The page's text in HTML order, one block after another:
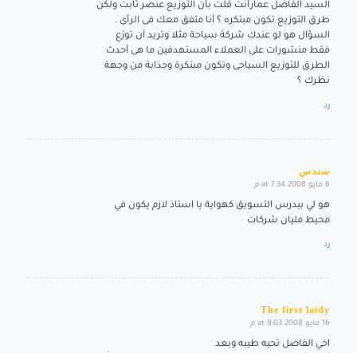
السيد الفاضل عمارأنت قلت بأن التوزيع عنصر ثابت ولكن
طرق التوزيع تكون مبتكره ؟ أنا متفق معك فى الرأى .
السؤال هو لو عندك شركة سياحة مثلا وتريد أن توزع
فقط منشورات على العملاء المستهدفين ما هى أحدث
الطرق للتوزيع السياحى وتكون مبتكرة وجذابة من وجهة
نظرك ؟
رد
سندس
says:
6 مايو 2008 at 7:34 م
هو لي بيدرس التسويق كهواية يا استاذ لازم يكون في
محيط مليان شركات
رد
The first laidy
says:
16 مايو 2008 at 9:03 م
اخي الفاضل تحيه طيبه وبعد